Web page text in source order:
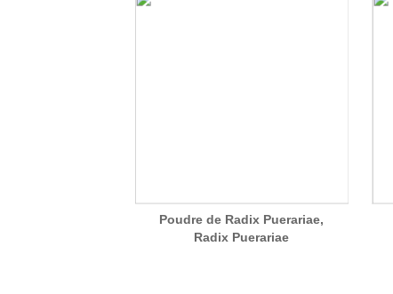
Poudre de Radix Puerariae,
Radix Puerariae